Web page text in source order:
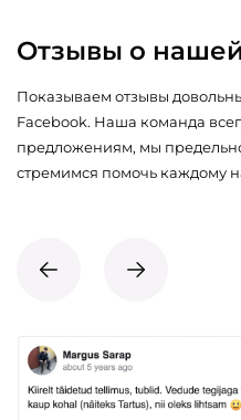
Отзывы о
Показываем отзывы
Facebook. Наша команда
предложениям, мы
стремимся помочь каждому